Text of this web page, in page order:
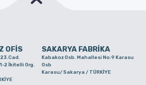
OFİS SAKARYA FABRİKA
2 İkitelli Org.
Kabakoz Osb. Mahallesi No:9 Karasu
Osb
Karasu/ Sakarya / TÜRKİYE